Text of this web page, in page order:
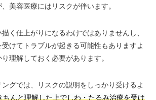
美容医療にはリスクが伴います。
く仕上がりになるわけではありませんし、
けてトラブルが起きる可能性もありますよ
理解しておく必要があります。
グでは、リスクの説明をしっかり受けるよ
ちんと理解した上でしわ・たるみ治療を受け